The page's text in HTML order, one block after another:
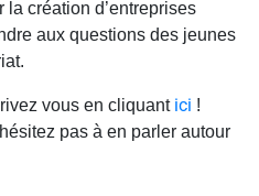
création d’entreprises
aux questions des jeunes
vous en cliquant ici !
pas à en parler autour